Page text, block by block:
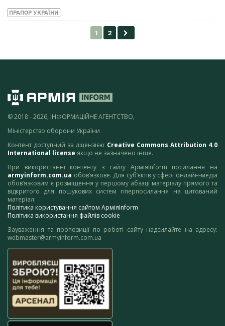
ПРАПОР УКРАЇНИ
© 2018 - 2026, ІНФОРМАЦІЙНЕ АГЕНТСТВО,
Міністерство оборони України
Контент доступний за ліцензією Creative Commons Attribution 4.0
International license якщо не зазначено інше.
При використанні контенту з сайту АрміяInform посилання на
armyinform.com.ua обов’язкове. Для суб’єктів у сфері онлайн-медіа
обов’язковим є розміщення у першому абзаці матеріалу прямого та
відкритого для пошукових систем гіперпосилання на цитований
матеріал.
Політика користування сайтом АрміяInform
Політика використання файлів cookie
Зауваження та пропозиції по роботі сайту надсилайте на адресу:
webmaster@armyinform.com.ua